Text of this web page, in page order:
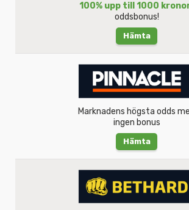
100% upp till 1000
oddsbonus!
Hämta
Marknadens högsta odds
ingen bonus
Hämta